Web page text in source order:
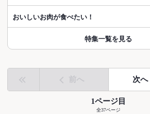
おいしいお肉が食べたい！
特集一覧を見る
前へ 次へ
1ページ目
全37ページ